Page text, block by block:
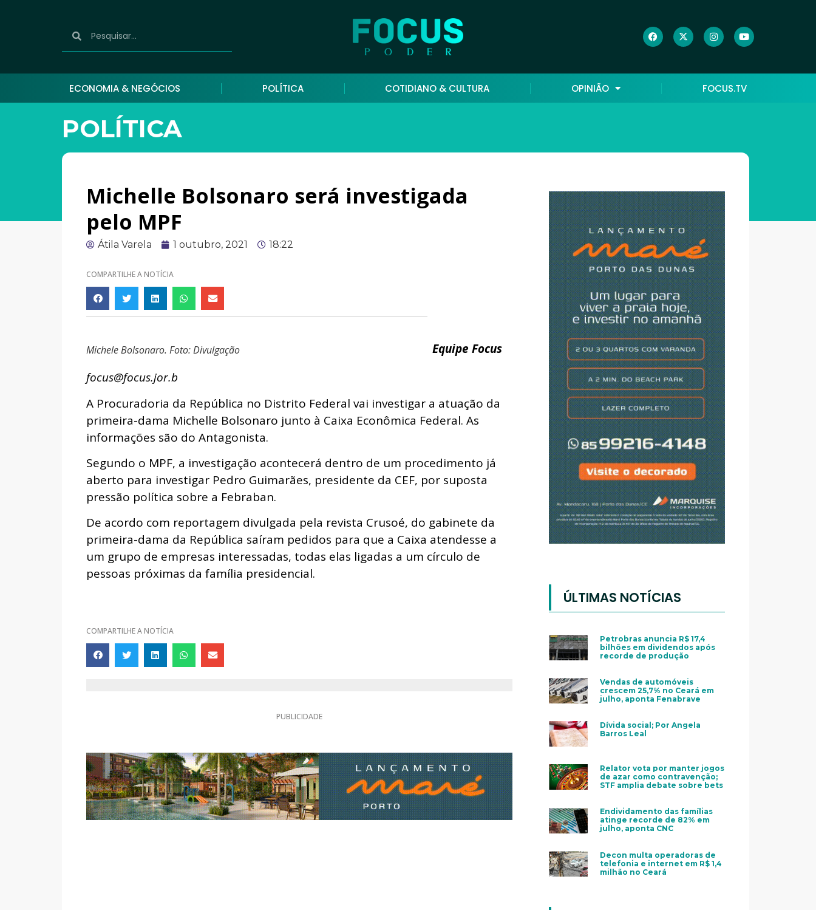
ECONOMIA & NEGÓCIOS POLÍTICA COTIDIANO & CULTURA OPINIÃO FOCUS.TV
POLÍTICA
Michelle Bolsonaro será investigada
pelo MPF
Átila Varela 1 outubro, 2021 18:22
COMPARTILHE A NOTÍCIA
Michele Bolsonaro. Foto: Divulgação
Equipe Focus
focus@focus.jor.b
A Procuradoria da República no Distrito Federal vai investigar a atuação da
primeira-dama Michelle Bolsonaro junto à Caixa Econômica Federal. As
informações são do Antagonista.
Segundo o MPF, a investigação acontecerá dentro de um procedimento já
aberto para investigar Pedro Guimarães, presidente da CEF, por suposta
pressão política sobre a Febraban.
De acordo com reportagem divulgada pela revista Crusoé, do gabinete da
primeira-dama da República saíram pedidos para que a Caixa atendesse a
um grupo de empresas interessadas, todas elas ligadas a um círculo de
pessoas próximas da família presidencial.
COMPARTILHE A NOTÍCIA
PUBLICIDADE
ÚLTIMAS NOTÍCIAS
Petrobras anuncia R$ 17,4
bilhões em dividendos após
recorde de produção
Vendas de automóveis
crescem 25,7% no Ceará em
julho, aponta Fenabrave
Dívida social; Por Angela
Barros Leal
Relator vota por manter jogos
de azar como contravenção;
STF amplia debate sobre bets
Endividamento das famílias
atinge recorde de 82% em
julho, aponta CNC
Decon multa operadoras de
telefonia e internet em R$ 1,4
milhão no Ceará